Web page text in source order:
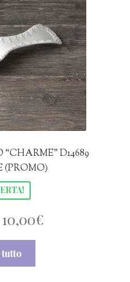
D14689
(PROMO)
10,00€Il